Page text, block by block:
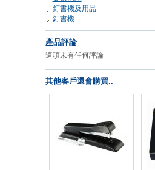
釘書機及用品
釘書機
產品評論
這項未有任何評論
其他客戶還會購買..